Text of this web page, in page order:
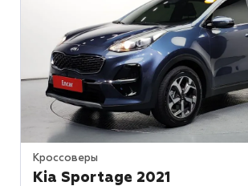
Кроссоверы
Kia Sportage 2021